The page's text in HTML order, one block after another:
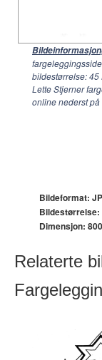
bildestørrelse: 45
Lette Stjerner
online nederst
Bildeformat:
Bildestørrelse:
Dimensjon:
Relaterte